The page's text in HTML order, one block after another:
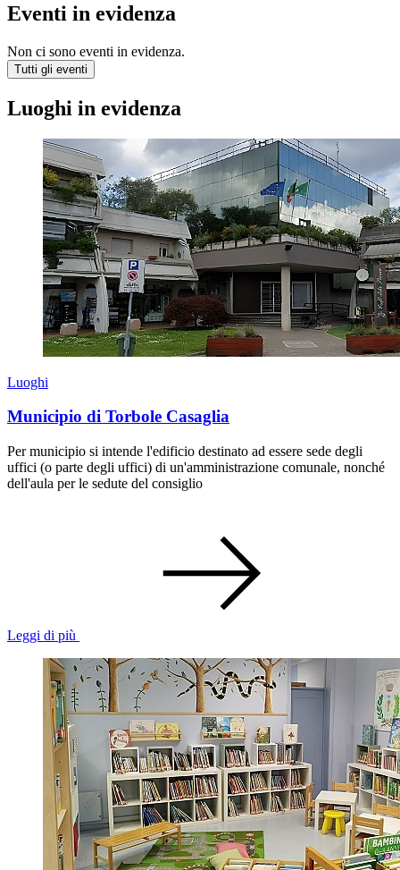
Eventi in evidenza
Non ci sono eventi in evidenza.
Tutti gli eventi
Luoghi in evidenza
Luoghi
Municipio di Torbole Casaglia
Per municipio si intende l'edificio destinato ad essere sede degli
uffici (o parte degli uffici) di un'amministrazione comunale, nonché
dell'aula per le sedute del consiglio
Leggi di più